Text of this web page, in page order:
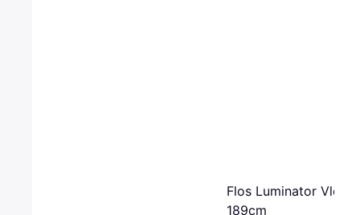
Flos Luminator
189cm